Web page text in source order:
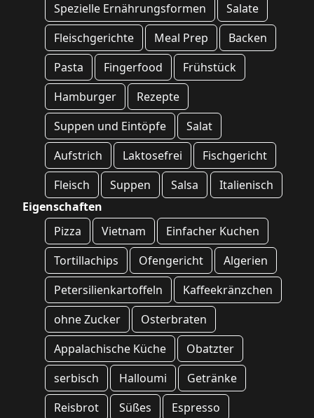
Spezielle Ernährungsformen
Salate
Fleischgerichte
Meal Prep
Backen
Pasta
Fingerfood
Frühstück
Hamburger
Rezepte
Suppen und Eintöpfe
Salat
Aufstrich
Laktosefrei
Fischgericht
Fleisch
Suppen Salsa
Italienisch
Eigenschaften
Pizza
Vietnam
Einfacher Kuchen
Tortillachips
Ofengericht
Algerien
Petersilienkartoffeln
Kaffeekränzchen
ohne Zucker
Osterbraten
Appalachische Küche
Obatzter
serbisch
Halloumi
Getränke
Reisbrot
Süßes Espresso